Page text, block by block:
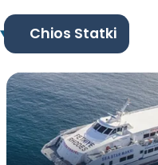
Chios Statki